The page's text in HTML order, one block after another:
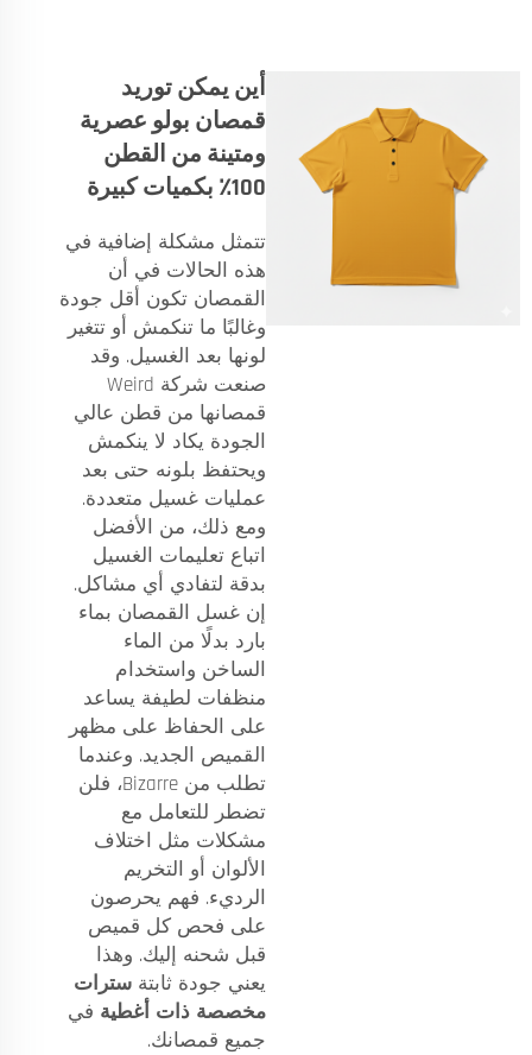
أين يمكن توريد
قمصان بولو عصرية
ومتينة من القطن
100٪ بكميات كبيرة
تتمثل مشكلة إضافية في
هذه الحالات في أن
القمصان تكون أقل جودة
وغالبًا ما تنكمش أو تتغير
لونها بعد الغسيل. وقد
صنعت شركة Weird
قمصانها من قطن عالي
الجودة يكاد لا ينكمش
ويحتفظ بلونه حتى بعد
عمليات غسيل متعددة.
ومع ذلك، من الأفضل
اتباع تعليمات الغسيل
بدقة لتفادي أي مشاكل.
إن غسل القمصان بماء
بارد بدلًا من الماء
الساخن واستخدام
منظفات لطيفة يساعد
على الحفاظ على مظهر
القميص الجديد. وعندما
تطلب من Bizarre، فلن
تضطر للتعامل مع
مشكلات مثل اختلاف
الألوان أو التخريم
الرديء. فهم يحرصون
على فحص كل قميص
قبل شحنه إليك. وهذا
يعني جودة ثابتة سترات
مخصصة ذات أغطية في
جميع قمصانك.